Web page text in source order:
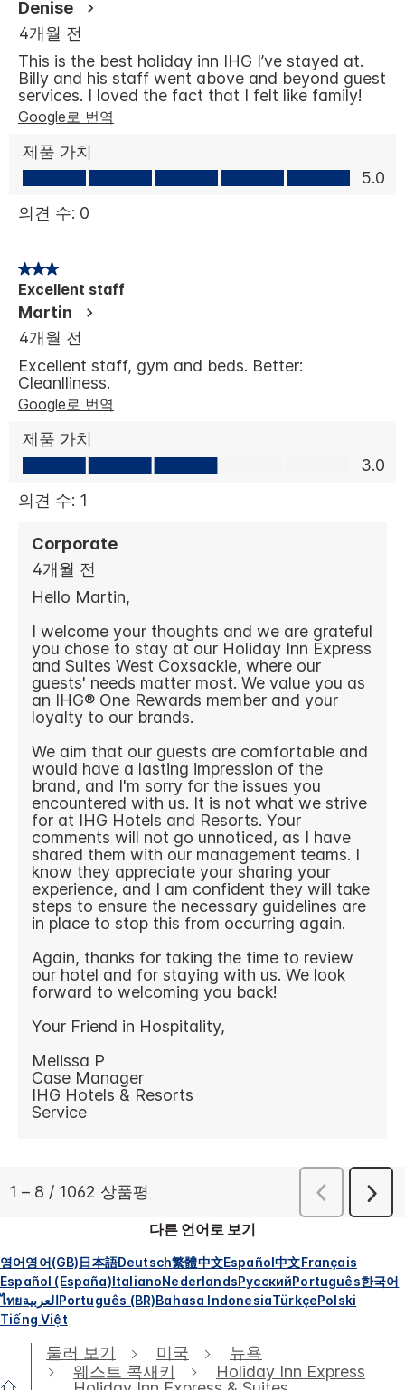
다른 언어로 보기
영어영어(GB)日本語Deutsch繁體中文Español中文Français
Español (España)ItalianoNederlandsРусскийPortuguês한국어
ไทยالعربيةPortuguês (BR)Bahasa IndonesiaTürkçePolski
Tiếng Việt
둘러 보기 미국
뉴욕
웨스트 콕새키
Holiday Inn Express